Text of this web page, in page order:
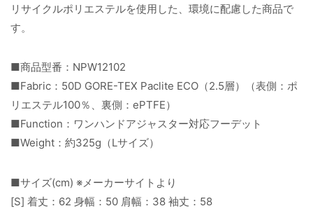
リサイクルポリエステルを使用した、環境に配慮した商品で
す。
■商品型番：NPW12102
■Fabric：50D GORE-TEX Paclite ECO（2.5層）（表側：ポ
リエステル100％、裏側：ePTFE）
■Function：ワンハンドアジャスター対応フーデット
■Weight：約325g（Lサイズ）
■サイズ(cm) ※メーカーサイトより
[S] 着丈：62 身幅：50 肩幅：38 袖丈：58